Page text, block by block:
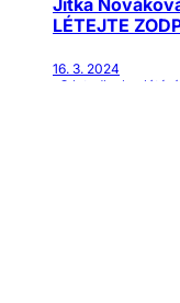
Jitka
LÉTEJTE
16. 3. 2024
· O letadlech a létání